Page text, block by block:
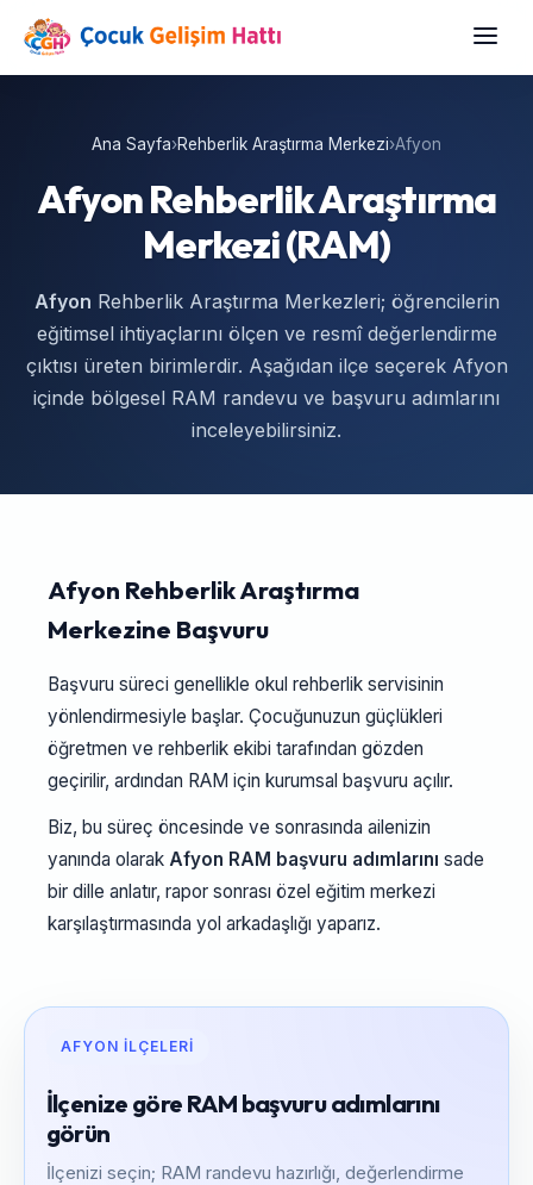
Ana Sayfa›Rehberlik Araştırma Merkezi›Afyon
Afyon Rehberlik Araştırma
Merkezi (RAM)
Afyon Rehberlik Araştırma Merkezleri; öğrencilerin
eğitimsel ihtiyaçlarını ölçen ve resmî değerlendirme
çıktısı üreten birimlerdir. Aşağıdan ilçe seçerek Afyon
içinde bölgesel RAM randevu ve başvuru adımlarını
inceleyebilirsiniz.
Afyon Rehberlik Araştırma
Merkezine Başvuru
Başvuru süreci genellikle okul rehberlik servisinin
yönlendirmesiyle başlar. Çocuğunuzun güçlükleri
öğretmen ve rehberlik ekibi tarafından gözden
geçirilir, ardından RAM için kurumsal başvuru açılır.
Biz, bu süreç öncesinde ve sonrasında ailenizin
yanında olarak Afyon RAM başvuru adımlarını sade
bir dille anlatır, rapor sonrası özel eğitim merkezi
karşılaştırmasında yol arkadaşlığı yaparız.
AFYON İLÇELERI
İlçenize göre RAM başvuru adımlarını
görün
İlçenizi seçin; RAM randevu hazırlığı, değerlendirme